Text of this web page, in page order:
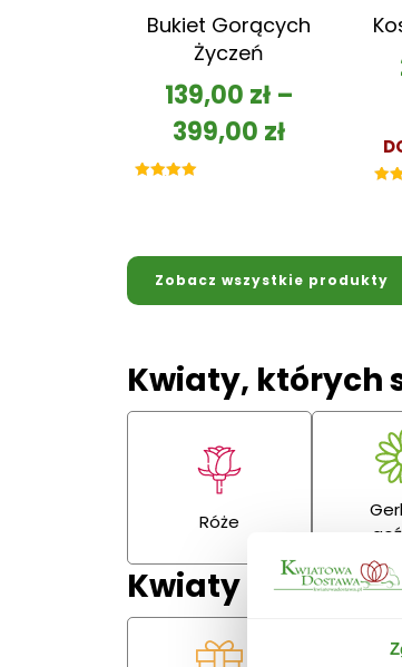
Bukiet Gorących
Życzeń
139,00 zł–
399,00 zł
Zobacz wszystkie produkty
Kwiaty, których
Róże
Kwiaty na każdą